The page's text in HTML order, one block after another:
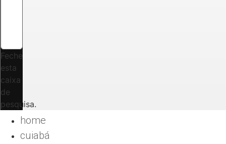
Feche
esta
caixa
de
pesquisa.
home
cuiabá